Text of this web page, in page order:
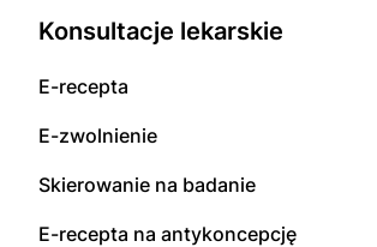
Konsultacje lekarskie
E-recepta
E-zwolnienie
Skierowanie na badanie
E-recepta na antykoncepcję